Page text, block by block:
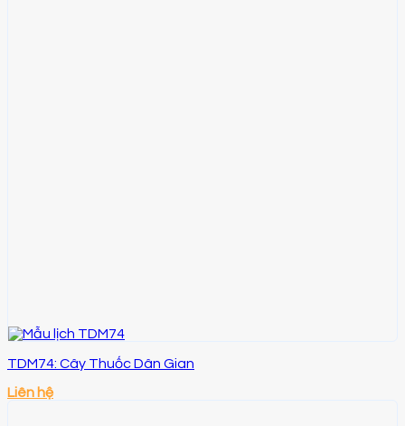
TDM74: Cây Thuốc Dân Gian
Liên hệ